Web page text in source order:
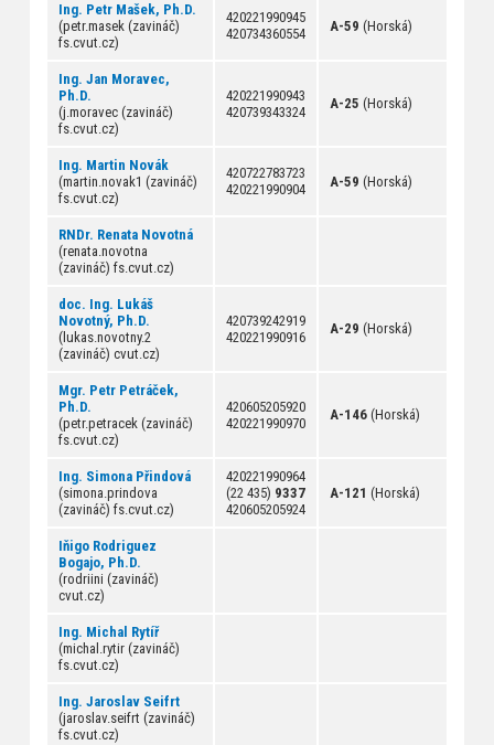
Ing. Petr Mašek, Ph.D.
(petr.masek (zavináč)
fs.cvut.cz)
420221990945
420734360554
A-59 (Horská)
Ing. Jan Moravec,
Ph.D.
(j.moravec (zavináč)
fs.cvut.cz)
420221990943
420739343324
A-25 (Horská)
Ing. Martin Novák
(martin.novak1 (zavináč)
fs.cvut.cz)
420722783723
420221990904
A-59 (Horská)
RNDr. Renata Novotná
(renata.novotna
(zavináč) fs.cvut.cz)
doc. Ing. Lukáš
Novotný, Ph.D.
(lukas.novotny.2
(zavináč) cvut.cz)
420739242919
420221990916
A-29 (Horská)
Mgr. Petr Petráček,
Ph.D.
(petr.petracek (zavináč)
fs.cvut.cz)
420605205920
420221990970
A-146(Horská)
Ing. Simona Přindová
(simona.prindova
(zavináč) fs.cvut.cz)
420221990964
(22 435) 9337
420605205924
A-121 (Horská)
Iňigo Rodriguez
Bogajo, Ph.D.
(rodriini (zavináč)
cvut.cz)
Ing. Michal Rytíř
(michal.rytir (zavináč)
fs.cvut.cz)
Ing. Jaroslav Seifrt
(jaroslav.seifrt (zavináč)
fs.cvut.cz)